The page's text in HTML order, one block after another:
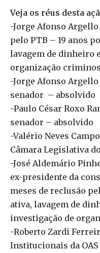
Veja os réus desta
-Jorge Afonso
pelo PTB – 19 anos
lavagem de dinheiro
organização
-Jorge Afonso
senador – absolvido
-Paulo César Roxo
senador – absolvido
-Valério Neves
Câmara Legislativa
-José Aldemário
ex-presidente da
meses de reclusão
ativa, lavagem de
investigação de
-Roberto Zardi
Institucionais da